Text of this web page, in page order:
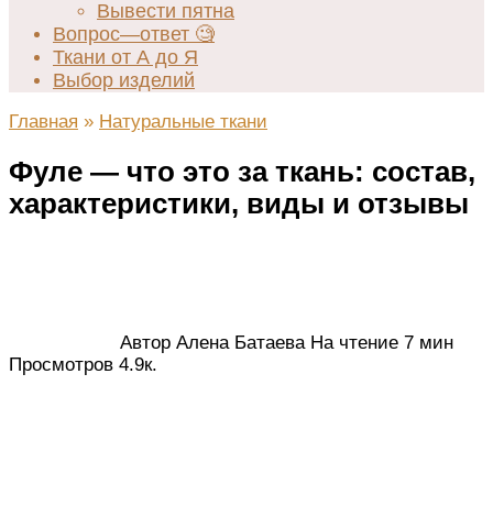
Вывести пятна
Вопрос—ответ 🧐
Ткани от А до Я
Выбор изделий
Главная » Натуральные ткани
Фуле — что это за ткань: состав,
характеристики, виды и отзывы
Автор Алена Батаева На чтение 7 мин
Просмотров 4.9к.